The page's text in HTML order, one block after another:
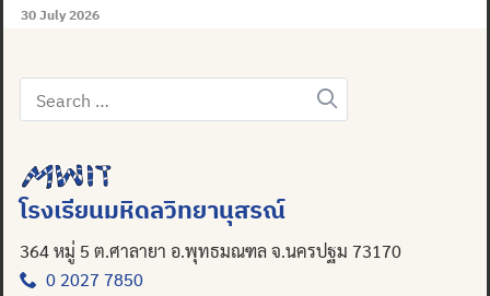
30 July 2026
Search
for:
โรงเรียนมหิดลวิทยานุสรณ์
364 หมู่ 5 ต.ศาลายา อ.พุทธมณฑล จ.นครปฐม 73170
0 2027 7850